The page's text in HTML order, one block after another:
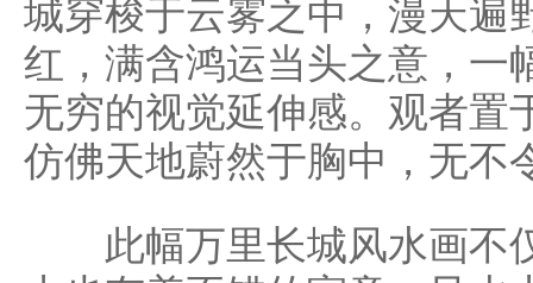
城穿梭于云雾之中，漫天遍
红，满含鸿运当头之意，一
无穷的视觉延伸感。观者置
仿佛天地蔚然于胸中，无不
此幅万里长城风水画不